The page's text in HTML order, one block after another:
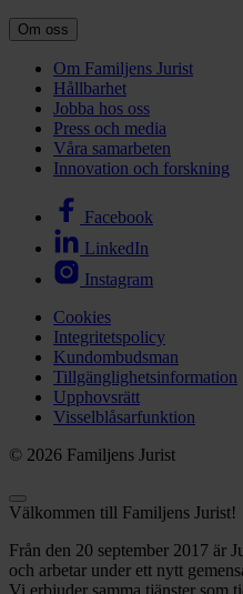
Om oss
Om Familjens Jurist
Hållbarhet
Jobba hos oss
Press och media
Våra samarbeten
Innovation och forskning
Facebook
LinkedIn
Instagram
Cookies
Integritetspolicy
Kundombudsman
Tillgänglighetsinformation
Upphovsrätt
Visselblåsarfunktion
© 2026 Familjens Jurist
Välkommen till Familjens Jurist!
Från den 20 september 2017 är
och arbetar under ett nytt
Vi erbjuder samma tjänster som